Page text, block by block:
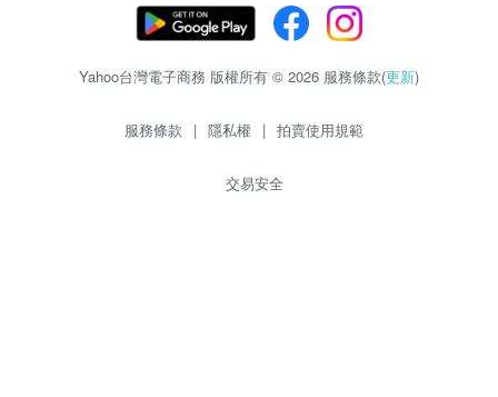
Yahoo台灣電子商務 版權所有 © 2026 服務條款(更新)
服務條款 | 隱私權 | 拍賣使用規範
交易安全